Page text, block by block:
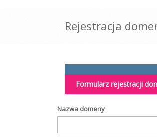
Rejestracja
Formularz rejestracji
Nazwa domeny